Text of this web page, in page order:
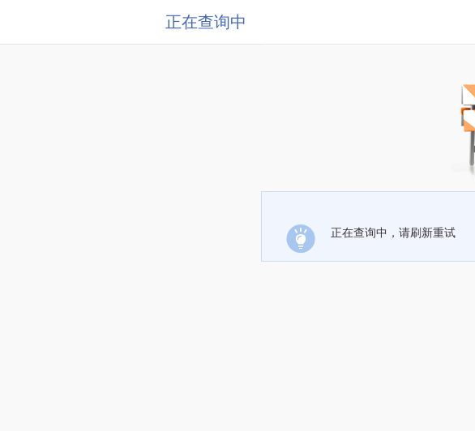
正在查询中
正在查询中，请刷新重试